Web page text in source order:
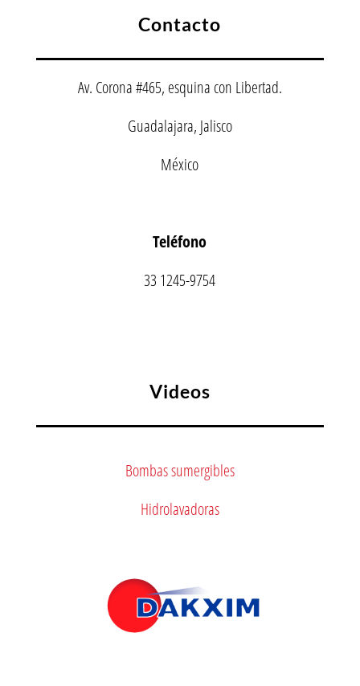
Contacto
Av. Corona #465, esquina con Libertad.
Guadalajara, Jalisco
México
Teléfono
33 1245-9754
Videos
Bombas sumergibles
Hidrolavadoras